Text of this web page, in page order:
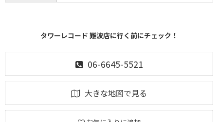
タワーレコード 難波店に行く前にチェック！
06-6645-5521
大きな地図で見る